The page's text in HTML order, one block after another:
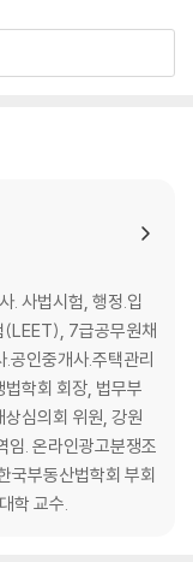
채무자
. 사법시험, 행정.입
(LEET), 7급공무원채
공인중개사.주택관리
학회 회장, 법무부
심의회 위원, 강원
임. 온라인광고분쟁조
국부동산법학회 부회
학 교수.